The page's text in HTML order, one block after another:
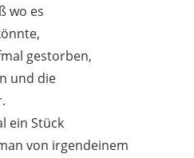
wo es
gestorben,
und die
ein Stück
von irgendeinem